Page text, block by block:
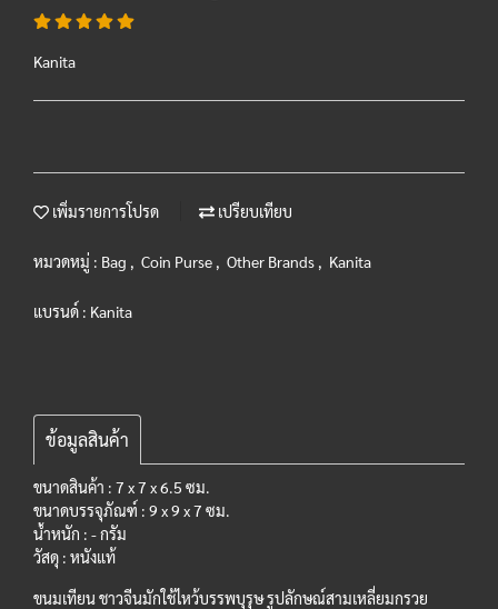
Kanita
เพิ่มรายการโปรด เปรียบเทียบ
หมวดหมู่ : Bag , Coin Purse , Other Brands , Kanita
แบรนด์ : Kanita
ข้อมูลสินค้า
ขนาดสินค้า : 7 x 7 x 6.5 ซม.
ขนาดบรรจุภัณฑ์ : 9 x 9 x 7 ซม.
น้ำหนัก : - กรัม
วัสดุ : หนังแท้
ขนมเทียน ชาวจีนมักใช้ไหว้บรรพบุรุษ รูปลักษณ์สามเหลี่ยมกรวย